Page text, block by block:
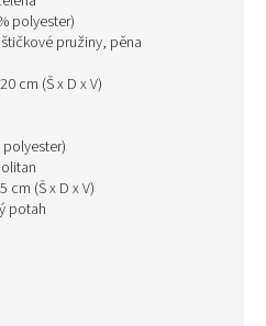
polyester)
pružiny, pěna
cm (Š x D x V)
polyester)
cm (Š x D x V)
potah